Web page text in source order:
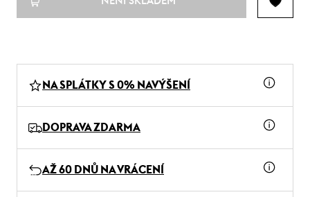
NA SPLÁTKY S 0% NAVÝŠENÍ
DOPRAVA ZDARMA
AŽ 60 DNŮ NA VRÁCENÍ